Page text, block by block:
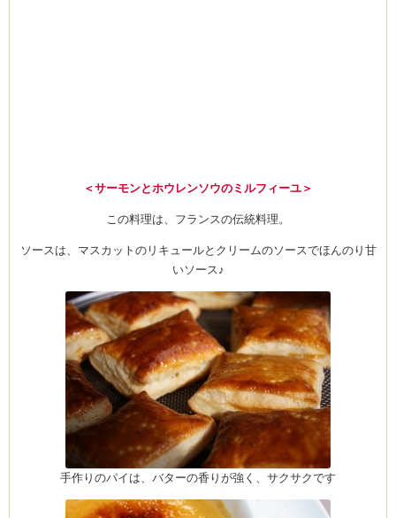
＜サーモンとホウレンソウのミルフィーユ＞
この料理は、フランスの伝統料理。
ソースは、マスカットのリキュールとクリームのソースでほんのり甘
いソース♪
手作りのパイは、バターの香りが強く、サクサクです